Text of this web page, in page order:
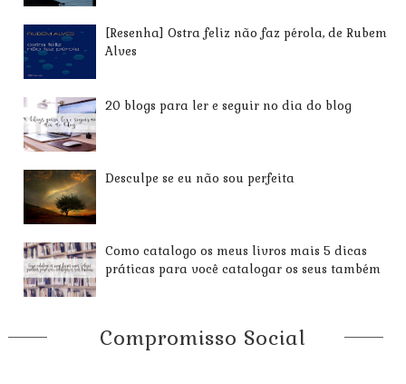
[Resenha] Ostra feliz não faz pérola, de Rubem
Alves
20 blogs para ler e seguir no dia do blog
Desculpe se eu não sou perfeita
Como catalogo os meus livros mais 5 dicas
práticas para você catalogar os seus também
Compromisso Social